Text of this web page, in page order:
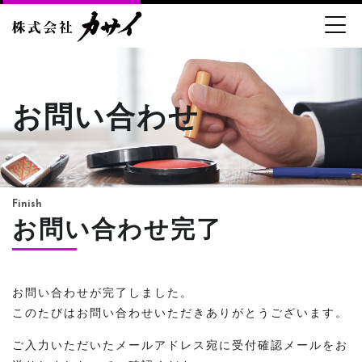
お問い合わせ
Finish
お問い合わせ完了
お問い合わせが完了しました。
このたびはお問い合わせいただきありがとうございます。
ご入力いただいたメールアドレス宛に受付確認メールをお